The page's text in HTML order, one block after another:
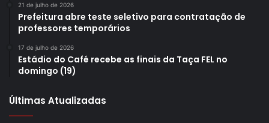
21 de julho de 2026
Prefeitura abre teste seletivo para contratação de
professores temporários
17 de julho de 2026
Estádio do Café recebe as finais da Taça FEL no
domingo (19)
Últimas Atualizadas